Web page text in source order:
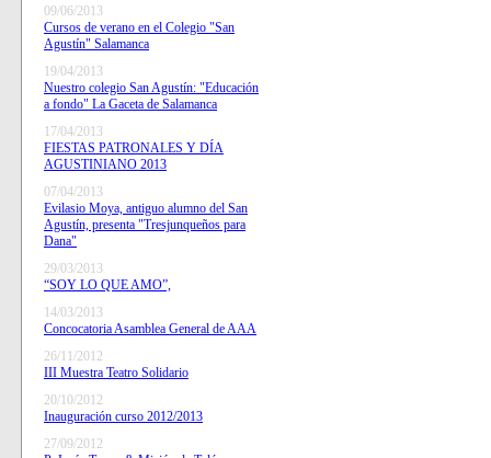
09/06/2013
Cursos de verano en el Colegio "San
Agustín" Salamanca
19/04/2013
Nuestro colegio San Agustín: "Educación
a fondo" La Gaceta de Salamanca
17/04/2013
FIESTAS PATRONALES Y DÍA
AGUSTINIANO 2013
07/04/2013
Evilasio Moya, antiguo alumno del San
Agustín, presenta "Tresjunqueños para
Dana"
29/03/2013
“SOY LO QUE AMO”,
14/03/2013
Concocatoria Asamblea General de AAA
26/11/2012
III Muestra Teatro Solidario
20/10/2012
Inauguración curso 2012/2013
27/09/2012